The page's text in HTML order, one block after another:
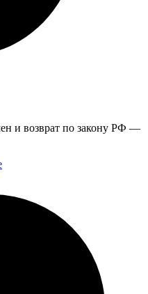
и возврат по закону РФ —